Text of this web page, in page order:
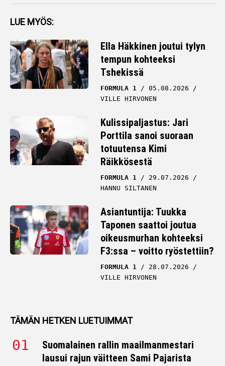
LUE MYÖS:
Ella Häkkinen joutui tylyn
tempun kohteeksi
Tshekissä
FORMULA 1
05.08.2026
VILLE HIRVONEN
Kulissipaljastus: Jari
Porttila sanoi suoraan
totuutensa Kimi
Räikkösestä
FORMULA 1
29.07.2026
HANNU SILTANEN
Asiantuntija: Tuukka
Taponen saattoi joutua
oikeusmurhan kohteeksi
F3:ssa – voitto ryöstettiin?
FORMULA 1
28.07.2026
VILLE HIRVONEN
TÄMÄN HETKEN LUETUIMMAT
Suomalainen rallin maailmanmestari
lausui rajun väitteen Sami Pajarista